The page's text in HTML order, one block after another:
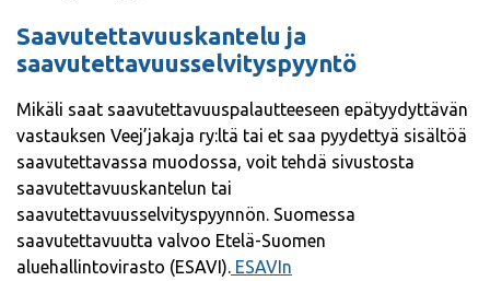
Saavutettavuuskantelu ja
saavutettavuusselvityspyyntö
Mikäli saat saavutettavuuspalautteeseen epätyydyttävän
vastauksen Veej’jakaja ry:ltä tai et saa pyydettyä sisältöä
saavutettavassa muodossa, voit tehdä sivustosta
saavutettavuuskantelun tai
saavutettavuusselvityspyynnön. Suomessa
saavutettavuutta valvoo Etelä-Suomen
aluehallintovirasto (ESAVI). ESAVIn